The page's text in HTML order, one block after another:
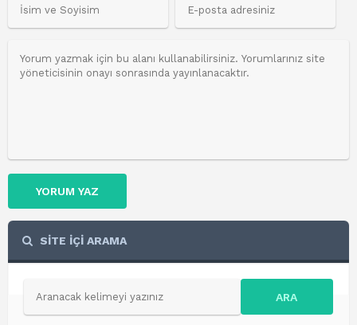
YORUM YAZ
SİTE İÇİ ARAMA
ARA